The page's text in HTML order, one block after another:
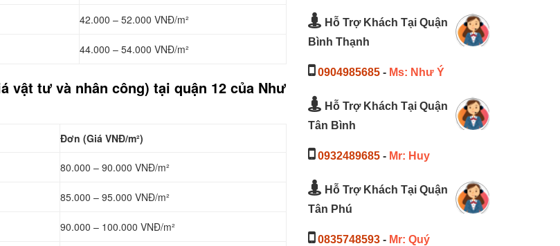
42.000 – 52.000 VNĐ/m²
44.000 – 54.000 VNĐ/m²
vật tư và nhân công) tại quận 12 của Như
Đơn (Giá VNĐ/m²)
80.000 – 90.000 VNĐ/m²
85.000 – 95.000 VNĐ/m²
90.000 – 100.000 VNĐ/m²
Hỗ Trợ Khách Tại Quận
Bình Thạnh
0904985685- Ms: Như Ý
Hỗ Trợ Khách Tại Quận
Tân Bình
0932489685- Mr: Huy
Hỗ Trợ Khách Tại Quận
Tân Phú
0835748593- Mr: Quý